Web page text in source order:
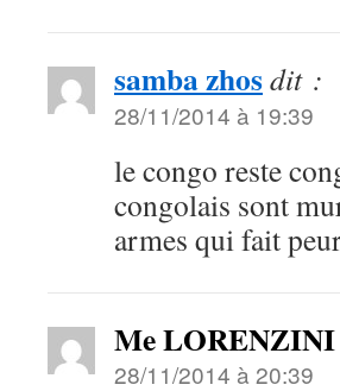
samba zhosdit :
28/11/2014 à 19:39
le congo reste
congolais sont
armes qui fait
Me
28/11/2014 à 20:39